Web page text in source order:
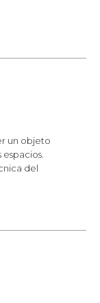
un objeto
del